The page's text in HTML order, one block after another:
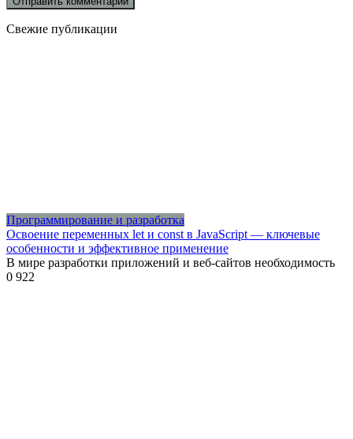
Свежие публикации
Программирование и разработка
Освоение переменных let и const в JavaScript — ключевые
особенности и эффективное применение
В мире разработки приложений и веб-сайтов необходимость
0 922